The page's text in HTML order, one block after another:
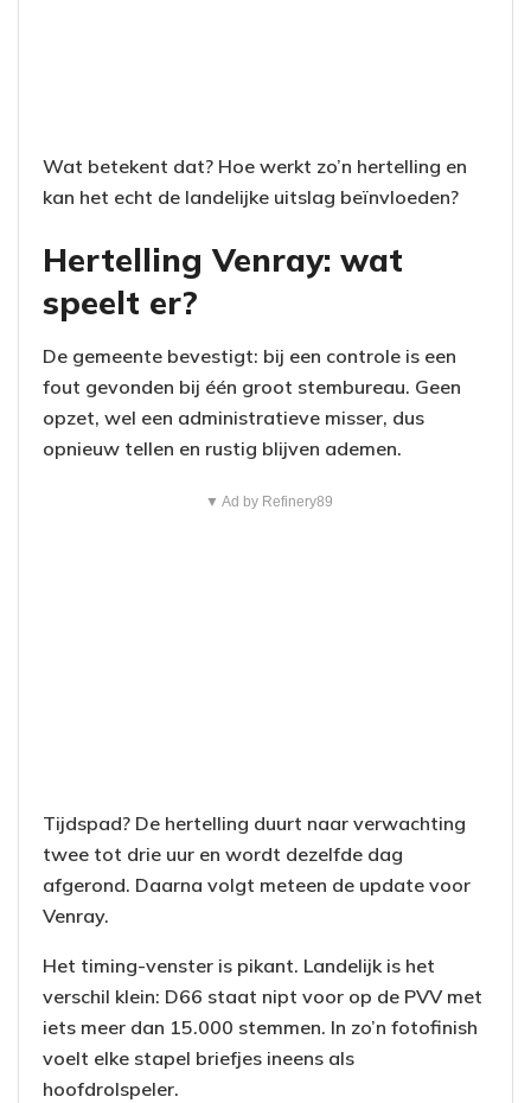
Wat betekent dat? Hoe werkt zo’n hertelling en
kan het echt de landelijke uitslag beïnvloeden?
Hertelling Venray: wat
speelt er?
De gemeente bevestigt: bij een controle is een
fout gevonden bij één groot stembureau. Geen
opzet, wel een administratieve misser, dus
opnieuw tellen en rustig blijven ademen.
▼ Ad by Refinery89
Tijdspad? De hertelling duurt naar verwachting
twee tot drie uur en wordt dezelfde dag
afgerond. Daarna volgt meteen de update voor
Venray.
Het timing-venster is pikant. Landelijk is het
verschil klein: D66 staat nipt voor op de PVV met
iets meer dan 15.000 stemmen. In zo’n fotofinish
voelt elke stapel briefjes ineens als
hoofdrolspeler.